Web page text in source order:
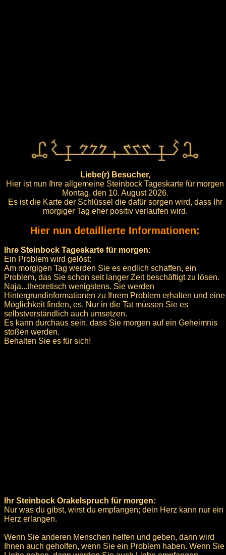
Liebe(r) Besucher,
Hier ist nun Ihre allgemeine Steinbock Tageskarte für morgen
Montag, den 10. August 2026.
Es ist die Karte der Schlüssel die dafür sorgen wird, dass Ihr
morgiger Tag eher positiv verlaufen wird.
Hier nun detaillierte Informationen:
Ihre Steinbock Tageskarte für morgen:
Ein Problem wird gelöst:
Am morgigen Tag werden Sie es endlich schaffen, ein
Problem, das Sie schon seit langer Zeit beschäftigt zu lösen.
Naja...theoretisch wenigstens. Sie werden
Hintergrundinformationen zu Ihrem Problem erhalten und eine
Möglichkeit finden, es. Nur in die Tat müssen Sie es
selbstverständlich auch umsetzen.
Es kann durchaus sein, dass Sie morgen auf ein Geheimnis
stoßen werden.
Behalten Sie es für sich!
Ihr Steinbock Orakelspruch für morgen:
Nur was du gibst, wirst du empfangen; dein Herz kann nur ein
Herz erlangen.
Wenn Sie anderen Menschen helfen und geben, dann wird
Ihnen auch geholfen, wenn Sie ein Problem haben. Wenn Sie